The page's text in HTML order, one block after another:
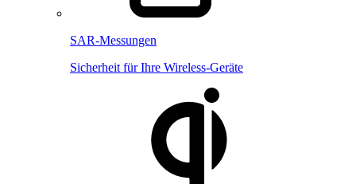
SAR-Messungen
Sicherheit für Ihre Wireless-Geräte